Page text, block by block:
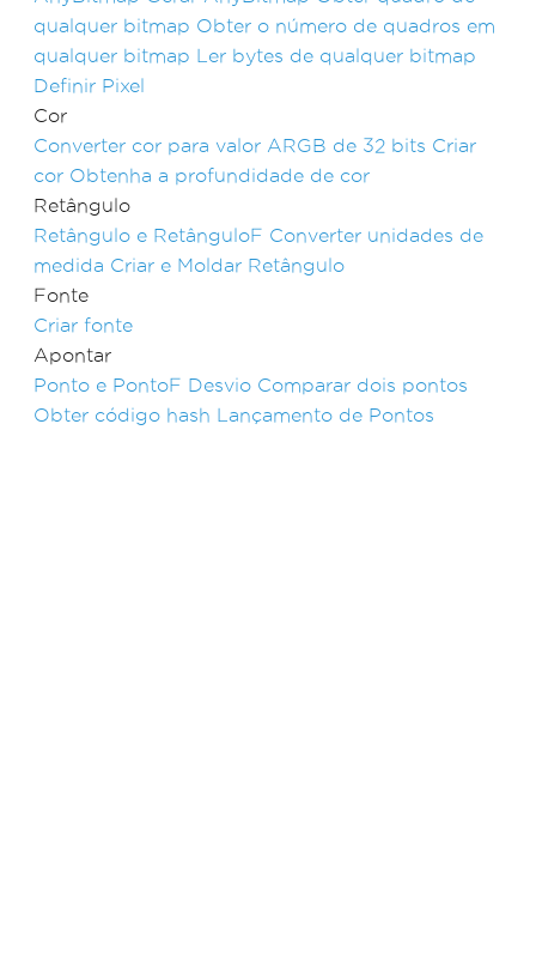
qualquer bitmap Obter o número de quadros em
qualquer bitmap Ler bytes de qualquer bitmap
Definir Pixel
Cor
Converter cor para valor ARGB de 32 bits Criar
cor Obtenha a profundidade de cor
Retângulo
Retângulo e RetânguloF Converter unidades de
medida Criar e Moldar Retângulo
Fonte
Criar fonte
Apontar
Ponto e PontoF Desvio Comparar dois pontos
Obter código hash Lançamento de Pontos